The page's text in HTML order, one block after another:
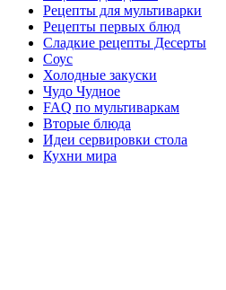
Рецепты для мультиварки
Рецепты первых блюд
Сладкие рецепты Десерты
Соус
Холодные закуски
Чудо Чудное
FAQ по мультиваркам
Вторые блюда
Идеи сервировки стола
Кухни мира